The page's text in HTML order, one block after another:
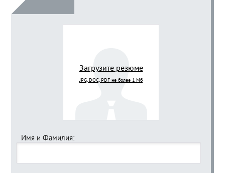
Загрузите резюме
JPG, DOC, PDF не более 1 Мб
Имя и Фамилия: